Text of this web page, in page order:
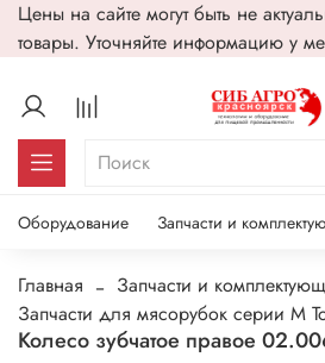
Цены на сайте могут быть не
товары. Уточняйте информацию у
Оборудование Запчасти и
Главная Запчасти и
Запчасти для мясорубок серии М
Колесо зубчатое правое